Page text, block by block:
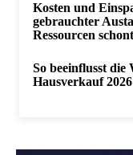
Kosten und
gebrauchter
Ressourcen
So beeinflusst
Hausverkauf 2026